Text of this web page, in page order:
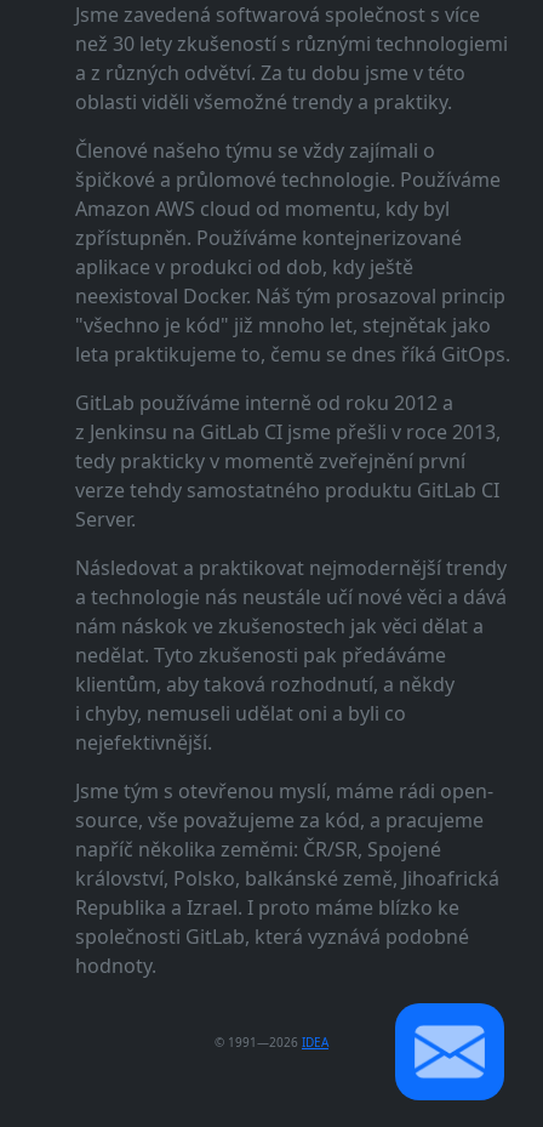
Jsme zavedená softwarová společnost s více
než 30 lety zkušeností s různými technologiemi
a z různých odvětví. Za tu dobu jsme v této
oblasti viděli všemožné trendy a praktiky.
Členové našeho týmu se vždy zajímali o
špičkové a průlomové technologie. Používáme
Amazon AWS cloud od momentu, kdy byl
zpřístupněn. Používáme kontejnerizované
aplikace v produkci od dob, kdy ještě
neexistoval Docker. Náš tým prosazoval princip
"všechno je kód" již mnoho let, stejnětak jako
leta praktikujeme to, čemu se dnes říká GitOps.
GitLab používáme interně od roku 2012 a
z Jenkinsu na GitLab CI jsme přešli v roce 2013,
tedy prakticky v momentě zveřejnění první
verze tehdy samostatného produktu GitLab CI
Server.
Následovat a praktikovat nejmodernější trendy
a technologie nás neustále učí nové věci a dává
nám náskok ve zkušenostech jak věci dělat a
nedělat. Tyto zkušenosti pak předáváme
klientům, aby taková rozhodnutí, a někdy
i chyby, nemuseli udělat oni a byli co
nejefektivnější.
Jsme tým s otevřenou myslí, máme rádi open-
source, vše považujeme za kód, a pracujeme
napříč několika zeměmi: ČR/SR, Spojené
království, Polsko, balkánské země, Jihoafrická
Republika a Izrael. I proto máme blízko ke
společnosti GitLab, která vyznává podobné
hodnoty.
© 1991—2026 IDEA